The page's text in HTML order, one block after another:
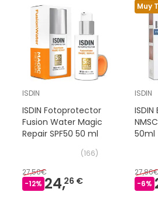
ISDIN
ISDIN Fotoprotector
Fusion Water Magic
Repair SPF50 50 ml
(166)
27,50€
-12% 24,26 €
Muy
ISDIN
50ml
-6%